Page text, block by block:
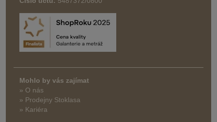
Mohlo by vás zajímat
» O nás
» Prodejny Stoklasa
» Kariéra